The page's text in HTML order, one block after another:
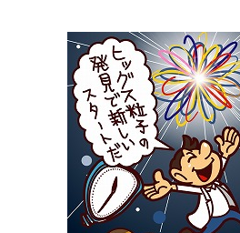
総合型選抜・学校推薦型選抜 募
集要項＆願書
大
募
大学・短大以外の資料から請求
専門学校の資料請求 大